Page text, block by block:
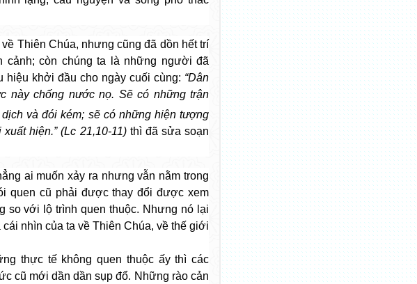
Thiên Chúa, nhưng cũng đã dồn hết trí
cảnh; còn chúng ta là những người đã
khởi đầu cho ngày cuối cùng: “Dân
này chống nước nọ. Sẽ có những trận
và đói kém; sẽ có những hiện tượng
hiện.” (Lc 21,10-11)thì đã sửa soạn
ai muốn xảy ra nhưng vẫn nằm trong
quen cũ phải được thay đổi được xem
so với lộ trình quen thuộc. Nhưng nó lại
nhìn của ta về Thiên Chúa, về thế giới
thực tế không quen thuộc ấy thì các
cũ mới dần dần sụp đổ. Những rào cản